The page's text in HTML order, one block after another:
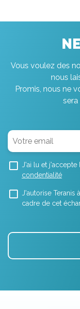
Vous voulez des
nous
Promis, nous ne
J'ai lu et j'accepte
condentialité
J'autorise Teranis
cadre de cet